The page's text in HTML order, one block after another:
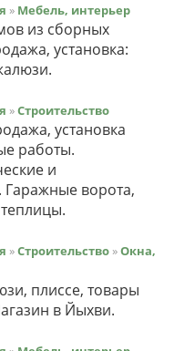
» Мебель, интерьер
из сборных
установка:
»Строительство
установка
работы.
и
ворота,
»Строительство »Окна,
плиссе, товары
в Йыхви.